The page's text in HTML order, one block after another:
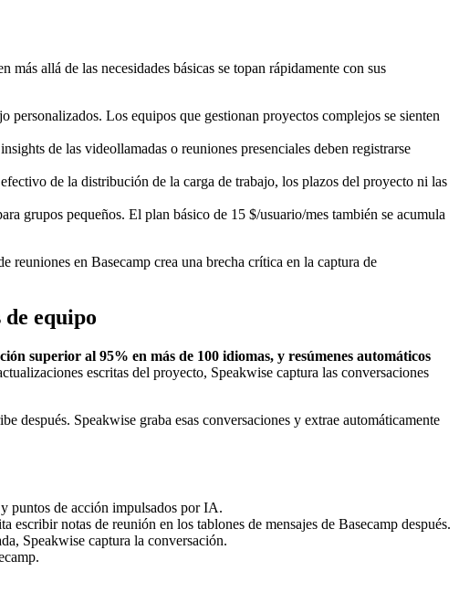
allá de las necesidades básicas se topan rápidamente con sus
personalizados. Los equipos que gestionan proyectos complejos se sienten
de las videollamadas o reuniones presenciales deben registrarse
de la distribución de la carga de trabajo, los plazos del proyecto ni las
grupos pequeños. El plan básico de 15 $/usuario/mes también se acumula
reuniones en Basecamp crea una brecha crítica en la captura de
equipo
superior al 95% en más de 100 idiomas, y resúmenes automáticos
escritas del proyecto, Speakwise captura las conversaciones
después. Speakwise graba esas conversaciones y extrae automáticamente
puntos de acción impulsados por IA.
notas de reunión en los tablones de mensajes de Basecamp después.
Speakwise captura la conversación.